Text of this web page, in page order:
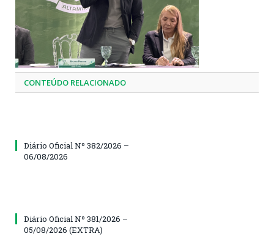
CONTEÚDO RELACIONADO
Diário Oficial Nº 382/2026 –
06/08/2026
Diário Oficial Nº 381/2026 –
05/08/2026 (EXTRA)